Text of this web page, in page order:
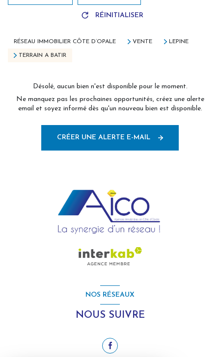
RÉINITIALISER
RÉSEAU IMMOBILIER CÔTE D’OPALE VENTE LEPINE
TERRAIN A BATIR
Désolé, aucun bien n'est disponible pour le moment.
Ne manquez pas les prochaines opportunités, créez une alerte
email et soyez informé dès qu'un nouveau bien est disponible.
CRÉER UNE ALERTE E-MAIL
NOS RÉSEAUX
NOUS SUIVRE